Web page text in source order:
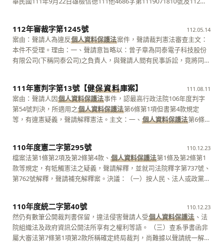
斟酌審級制度及訴訟經濟等目的，所為之訴訟程序規範，原則上仍屬
係徒憑其個人主觀之見解，對法院適用法律之適法職權行使而為指
摘，並對立法政策之當否而為爭執；另聲請意旨指摘系爭判決違反法
律明確性原則部分，核係單純對法院認事用法當否之爭執，俱難謂已
具體敘明確定終局判決及系爭規定有何牴觸憲法之處。 四、綜上，本
尤伯祥
載聲請判決之理由及聲請人對本案所持之法律見解，憲法訴訟法第60
條第6款定有明文。另依憲法訴訟法第15條第3項規定，聲請書未表明
聲請裁判之理由者，毋庸命其補正，審查庭得以一致決裁定不受理；
且其立法理由揭明：「聲請判決之理由乃訴訟程序進行之關鍵事項，
務；若聲請人……泛稱法規範或裁判違背憲法……審查庭得逕以一致決
裁定不受理，毋庸再命其補正。」故聲請人聲請憲法法庭裁判之聲請
書，若未具體敘明確定終局裁判或法規範有如何違憲之理由，核屬未
表明聲請裁判理由之情形，審查庭得毋庸命補正，逕以一致決裁定不
受理。又聲請憲法法庭裁判不合程式或不備其他要件者，審查庭得以
查： (一)聲請人因違反個人資料保護法
案件，經系爭第一審判決論處
罪刑。聲請人不服，提起上訴，經系爭第二審判決認上訴為無理由予
以駁回。聲請人猶不服，提起上訴，末經系爭終審判決以：系爭第二
審判決雖評斷檢察官尚非刻意規避告知義務，然並未依系爭規定二權
爭第二審判決並非專以系爭自白作為判決基礎，綜合卷內其他證據資
料，仍無礙於聲請人犯行之認定等為由，認上訴為違背法律上之程式
予以駁回而確定。 (二)關於主張系爭規定二及系爭終審判決違憲部
分： 查系爭規定二並非系爭終審判決據為裁判基礎之法規範，故聲請
之判決。是人民聲請裁判憲法審查，如非針對確定終局裁判就法律之
解釋、適用悖離憲法基本權利與憲法價值，而僅爭執法院認事用法所
持見解者，即難謂合於聲請裁判憲法審查之法定要件。 三、核聲請意
旨所陳，聲請人僅屬以一己之見解，爭執法院認事用法當否之問題，
以一致決裁定不受理。 憲法法庭第四審查庭 審判長 大法官 張瓊
文 大法官大法官 蔡宗珍 朱富美
危害安全罪部分不得上訴第三審，是本件聲請，應以系爭判決二為確
憲法審查。 三、按聲請人所受之確定終局裁判於憲法訴訟法（下稱憲
訴法）中華民國111年1月4日修正施行前已送達者，不得聲請裁判憲
法審查；憲訴法明定不得聲請之事項，審查庭得以一致決裁定不受
理，憲訴法第92條第1項及第15條第2項第5款定有明文。查本件確定
第五審查庭 審判長 大法官 黃瑞明 大法官大法官 謝銘洋 蔡彩
貞
障之權利遭受不法侵害，經依法定程序用盡審級救濟，對於所受不利
確定終局裁判，或該裁判及其所適用之法規範，認有牴觸憲法者，得
聲請憲法法庭為宣告違憲之判決；如聲請客體並非法規範或確定終局
裁判，屬聲請不合程式或不備其他要件，審查庭得以一致決裁定不受
查，聲請人所檢附之系爭函非屬確定終局裁判，與前揭要件不合，爰
依前揭規定一致決裁定不受理。 憲法法庭第四審查庭 審判長 大法
官 吳陳鐶 大法官大法官 黃昭元 呂太郎
112年審裁字第1245號 112.05.14
案由：聲請人為違反個人資料保護法案件，聲請裁判憲法審查主文：
本件不受理。理由：一、聲請意旨略以：曾子章為同泰電子科技股份
有限公司(下稱同泰公司)之負責人，與聲請人間有民事訴訟，竟將同泰
項第1款及第41條第1項之罪嫌。聲請人據此提起告訴後，經臺灣新北
地方檢察署檢察官以111年度偵字第48375號不起訴處分書為不起訴處
分，聲請人聲請再議，又經臺灣高等檢察署111年度上聲議字第10554
號處分書(下稱系爭處分)駁回再議，聲請人復聲請交付審判，經臺灣新
確定。系爭裁定認公司負責人得利用股東名簿上所載地址資料而進行
訴訟，寄送民事起訴書至該住處，有違比例原則，侵害聲請人受憲法
第22條保障之隱私權及名譽權，爰聲請裁判憲法審查等語。 二、按憲
法訴訟法(下稱憲訴法)第3章第3節所定之人民聲請裁判憲法審查制
本權利而設（憲訴法第59條第1項立法理由參照）。審查庭認聲請案件
不具憲法重要性，或非為貫徹聲請人基本權利所必要者，得以一致決
為不受理之裁定。憲訴法第61條第 1項、第2項前段定有明文。 三、經
查： (一)聲請人因不服系爭處分，聲請交付審判，經系爭裁定駁回聲
111年憲判字第13號【健保資料庫案】 111.08.11
案由：聲請人因個人資料保護法事件，認最高行政法院106年度判字
第54號判決，所適用之個人資料保護法第6條第1項但書第4款規定
等，有違憲疑義，聲請解釋憲法。主文：一、 個人資料保護法第6條
……四、公務機關或學術研究機構基於醫療、衛生……之目的，為統計
或學術研究而有必要，且資料經過提供者處理後或經蒐集者依其揭露
方式無從識別特定之當事人。」與法律明確性原則、比例原則尚屬無
違，不牴觸憲法第22條保障人民資訊隱私權之意旨。 二、由個人資料
機制，對個人資訊隱私權之保障不足，而有違憲之虞，相關機關應自
本判決宣示之日起3年內，制定或修正相關法律，建立相關法制，以完
足憲法第22條對人民資訊隱私權之保障。 三、就個人健康保險資料得
由衛生福利部中央健康保險署以資料庫儲存、處理、對外傳輸及對外
110年度憲二字第295號 110.12.23
檔案法第1條第2項及第2條第4款、 個人資料保護法第1條及第2條第1
款等規定，有牴觸憲法之疑義，聲請解釋，並就司法院釋字第737號、
第762號解釋，聲請補充解釋案。決議：（一）按人民、法人或政黨聲
憲法之疑義者，始得為之。司法院大法官審理案件法（下稱大審法）
第5條第1項第2款定有明文。又人民對於本院就其聲請解釋案件所為之
解釋，聲請補充解釋，經核確有正當理由應予受理者，得依上開規
定，予以解釋；當事人對於確定終局裁判所適用之本院解釋，發生疑
110年度統二字第40號 110.12.23
然仍有數筆公開裁判書保留，違法侵害聲請人受個人資料保護法 、法
院組織法及政府資訊公開法所享有之權利等語。 （三）查系爭書函非
屬大審法第7條第1項第2款所稱確定終局裁判，尚難據以聲請統一解